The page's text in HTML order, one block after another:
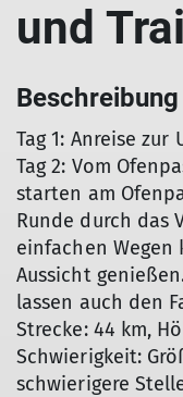
und
Beschreibung
Tag 1: Anreise
Tag 2: Vom
starten am
Runde durch das
einfachen
Aussicht
lassen auch den
Strecke: 44 km,
Schwierigkeit:
schwierigere